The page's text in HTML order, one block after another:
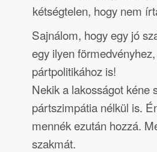
kétségtelen, hogy nem
Sajnálom, hogy egy jó
egy ilyen
pártpolitikához is!
Nekik a lakosságot kéne
pártszimpátia nélkül is.
mennék ezután hozzá.
szakmát.